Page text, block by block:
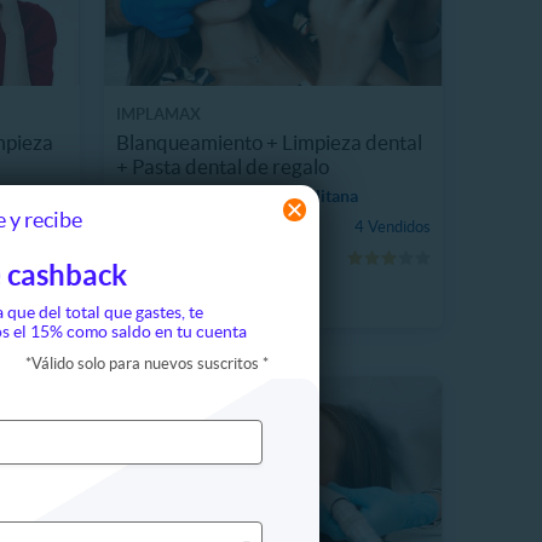
y recibe
cashback
que del total que gastes, te
el 15% como saldo en tu cuenta
*Válido solo para nuevos suscritos *
Vendidos
Blanqueamiento + Limpieza dental
+ Pasta dental de regalo
5.6 km, Región Metropolitana
4 Vendidos